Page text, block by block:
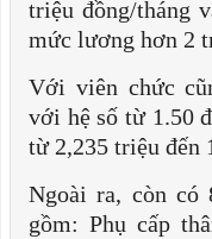
triệu đồng/tháng
mức lương hơn 2
Với viên chức
với hệ số từ 1.50
từ 2,235 triệu đến
Ngoài ra, còn có
gồm: Phụ cấp